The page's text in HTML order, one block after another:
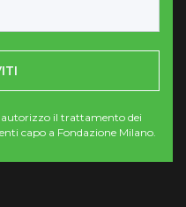
, autorizzo il trattamento dei
capo a Fondazione Milano.